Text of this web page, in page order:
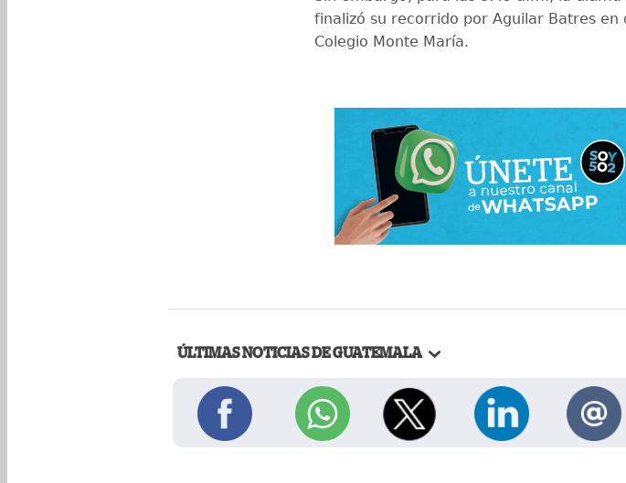
finalizó su recorrido por Aguilar Batres en
Colegio Monte María.
ÚLTIMAS NOTICIAS DE GUATEMALA